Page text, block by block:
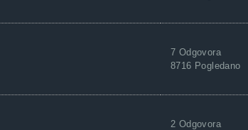
7 Odgovora
8716 Pogledano
2 Odgovora